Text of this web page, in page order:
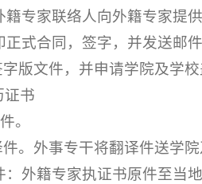
专家联络人向外籍专家提
正式合同，签字，并发送邮
版文件，并申请学院及学校
证书
。
。外事专干将翻译件送学院
：外籍专家执证书原件至当